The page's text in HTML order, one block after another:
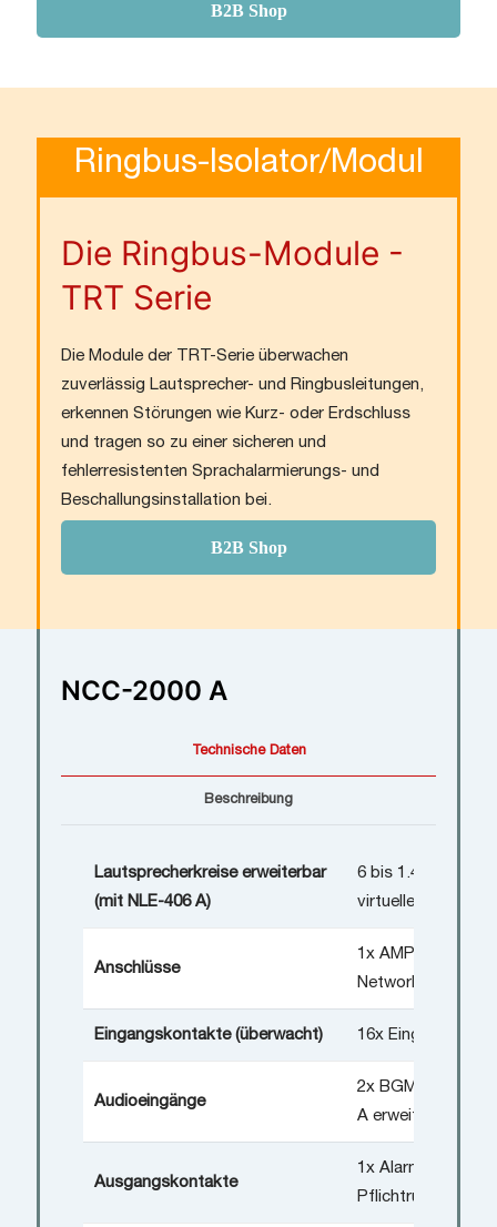
B2B Shop
Ringbus-Isolator/Modul
Die Ringbus-Module -
TRT Serie
Die Module der TRT-Serie überwachen
zuverlässig Lautsprecher- und Ringbusleitungen,
erkennen Störungen wie Kurz- oder Erdschluss
und tragen so zu einer sicheren und
fehlerresistenten Sprachalarmierungs- und
Beschallungsinstallation bei.
B2B Shop
NCC-2000 A
Technische Daten
Beschreibung
Lautsprecherkreise erweiterbar
(mit NLE-406 A)
6 bis 1.440
virtuelle
Anschlüsse
1x AMP-
Network, 3x
Eingangskontakte (überwacht) 16x Eingänge (mit
Audioeingänge
2x BGM (analog)
A erweiterbar)
Ausgangskontakte
1x Alarm-, 1x
Pflichtrufausgang